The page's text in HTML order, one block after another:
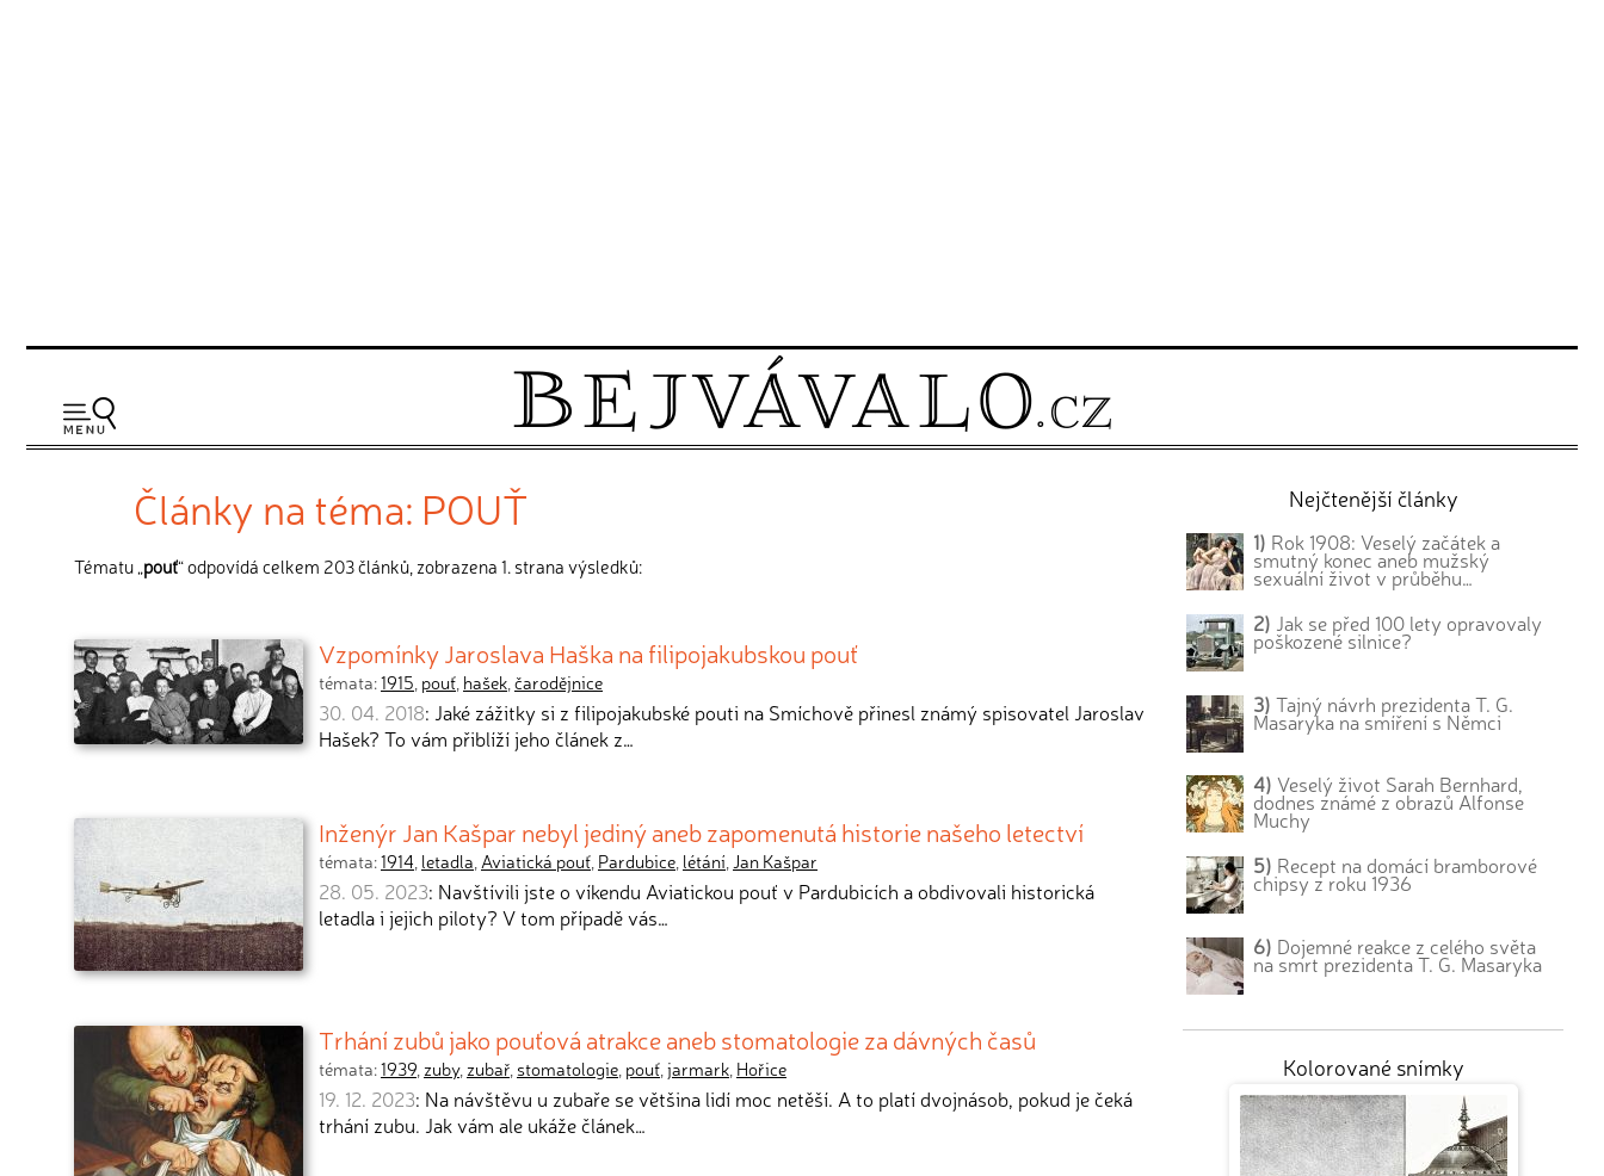
Články na téma: POUŤ
Tématu „pouť“ odpovídá celkem 203 článků, zobrazena 1. strana výsledků:
Vzpomínky Jaroslava Haška na filipojakubskou pouť
témata:1915, pouť, hašek,čarodějnice
30. 04. 2018: Jaké zážitky si z filipojakubské pouti na Smíchově přinesl známý spisovatel Jaroslav
Hašek? To vám přiblíží jeho článek z…
Inženýr Jan Kašpar nebyl jediný aneb zapomenutá historie našeho letectví
témata:1914, letadla,Aviatická pouť, Pardubice, létání,Jan Kašpar
28. 05. 2023: Navštívili jste o víkendu Aviatickou pouť v Pardubicích a obdivovali historická
letadla i jejich piloty? V tom případě vás…
Trhání zubů jako pouťová atrakce aneb stomatologie za dávných časů
témata:1939, zuby, zubař, stomatologie, pouť,jarmark, Hořice
19. 12. 2023: Na návštěvu u zubaře se většina lidí moc netěší. A to platí dvojnásob, pokud je čeká
trhání zubu. Jak vám ale ukáže článek…
Nejčtenější články
1) Rok 1908: Veselý začátek a
smutný konec aneb mužský
sexuální život v průběhu…
2) Jak se před 100 lety opravovaly
poškozené silnice?
3) Tajný návrh prezidenta T. G.
Masaryka na smíření s Němci
4) Veselý život Sarah Bernhard,
dodnes známé z obrazů Alfonse
Muchy
5) Recept na domácí bramborové
chipsy z roku 1936
6) Dojemné reakce z celého světa
na smrt prezidenta T. G. Masaryka
Kolorované snímky